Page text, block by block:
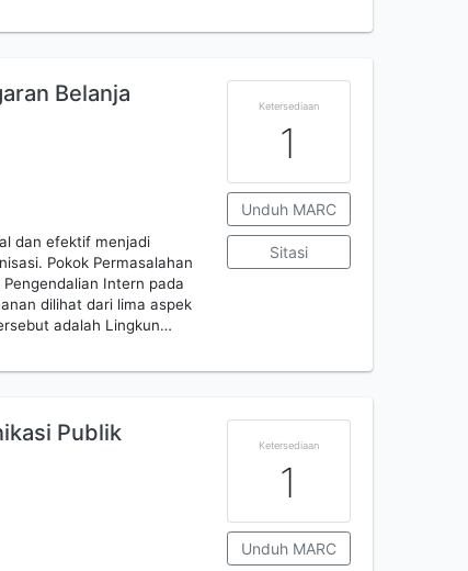
Belanja
dan efektif menjadi
Pokok Permasalahan
Intern pada
dilihat dari lima aspek
adalah Lingkun…
Ketersediaan
1
Unduh MARC
Sitasi
Publik
Ketersediaan
1
Unduh MARC